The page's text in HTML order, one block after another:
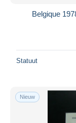
Belgique
Statuut
Nieuw